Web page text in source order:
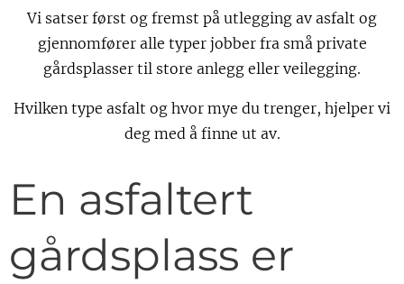
Vi satser først og fremst på utlegging av asfalt og
gjennomfører alle typer jobber fra små private
gårdsplasser til store anlegg eller veilegging.
Hvilken type asfalt og hvor mye du trenger, hjelper vi
deg med å finne ut av.
En asfaltert
gårdsplass er